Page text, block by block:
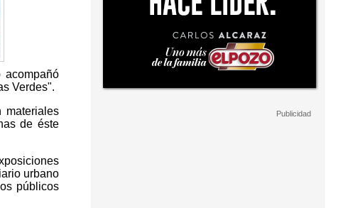
acompañó
Verdes".
materiales
de éste
urbano
públicos